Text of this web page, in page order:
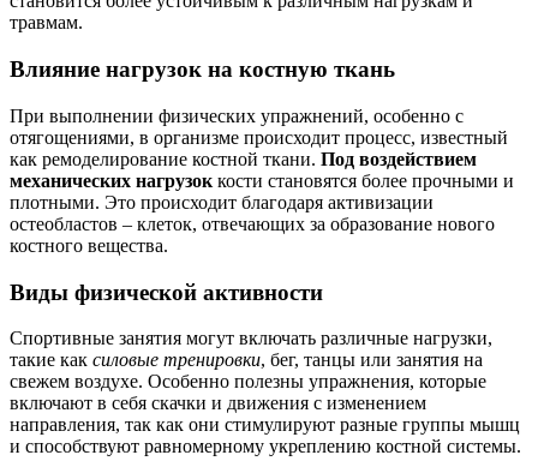
травмам.
Влияние нагрузок на костную ткань
При выполнении физических упражнений, особенно с
отягощениями, в организме происходит процесс, известный
как ремоделирование костной ткани. Под воздействием
механических нагрузок кости становятся более прочными и
плотными. Это происходит благодаря активизации
остеобластов – клеток, отвечающих за образование нового
костного вещества.
Виды физической активности
Спортивные занятия могут включать различные нагрузки,
такие как силовые тренировки, бег, танцы или занятия на
свежем воздухе. Особенно полезны упражнения, которые
включают в себя скачки и движения с изменением
направления, так как они стимулируют разные группы мышц
и способствуют равномерному укреплению костной системы.